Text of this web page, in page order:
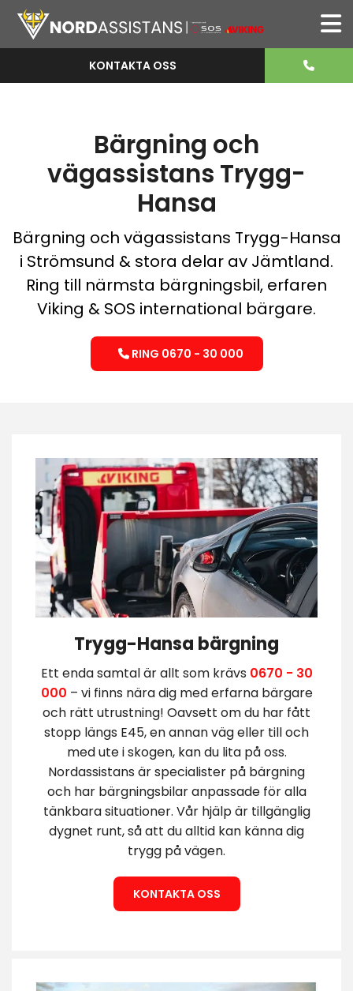
KONTAKTA OSS
Bärgning och
vägassistans Trygg-
Hansa
Bärgning och vägassistans Trygg-Hansa
i Strömsund & stora delar av Jämtland.
Ring till närmsta bärgningsbil, erfaren
Viking & SOS international bärgare.
RING 0670 - 30 000
Trygg-Hansa bärgning
Ett enda samtal är allt som krävs 0670 - 30
000 – vi finns nära dig med erfarna bärgare
och rätt utrustning! Oavsett om du har fått
stopp längs E45, en annan väg eller till och
med ute i skogen, kan du lita på oss.
Nordassistans är specialister på bärgning
och har bärgningsbilar anpassade för alla
tänkbara situationer. Vår hjälp är tillgänglig
dygnet runt, så att du alltid kan känna dig
trygg på vägen.
KONTAKTA OSS